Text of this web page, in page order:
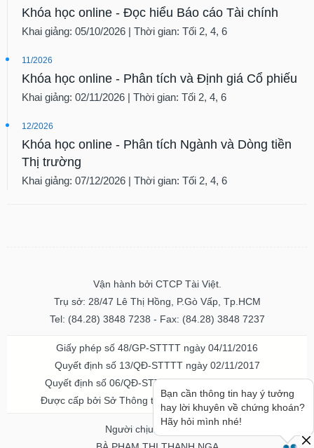
Khóa học online - Đọc hiểu Báo cáo Tài chính
Khai giảng: 05/10/2026 | Thời gian: Tối 2, 4, 6
11/2026
Khóa học online - Phân tích và Định giá Cổ phiếu
Khai giảng: 02/11/2026 | Thời gian: Tối 2, 4, 6
12/2026
Khóa học online - Phân tích Ngành và Dòng tiền
Thị trường
Khai giảng: 07/12/2026 | Thời gian: Tối 2, 4, 6
Vận hành bởi CTCP Tài Việt.
Trụ sở: 28/47 Lê Thị Hồng, P.Gò Vấp, Tp.HCM
Tel: (84.28) 3848 7238 - Fax: (84.28) 3848 7237
Giấy phép số 48/GP-STTTT ngày 04/11/2016
Quyết định số 13/QĐ-STTTT ngày 02/11/2017
Quyết định số 06/QĐ-STTTT-ICP ngày 20/07/2023
Được cấp bởi Sở Thông tin và Truyền thông TPHCM
Người chịu trách nhiệm
Bạn cần thông tin hay ý tưởng
hay lời khuyên về chứng khoán?
Hãy hỏi mình nhé!